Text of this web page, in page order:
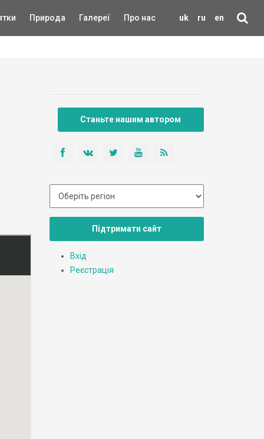
uk ru en
Природа Галереї Про нас
Станьте нашим автором
Підтримати сайт
Вхід
Реєстрація